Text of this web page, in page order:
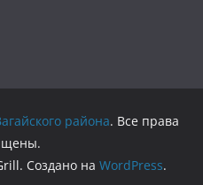
района. Все права
Создано на WordPress.